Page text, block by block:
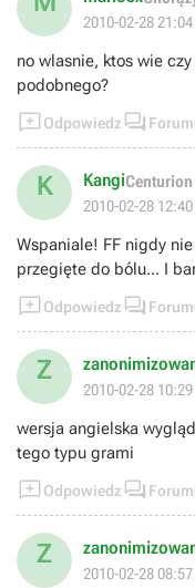
2010-02-28 21:04
no wlasnie, ktos wie
podobnego?
Odpowiedz  Forum
K KangiCenturion
2010-02-28 12:40
Wspaniale! FF nigdy
przegięte do bólu... I
Odpowiedz  Forum
Z
2010-02-28 10:29
wersja angielska
tego typu grami
Odpowiedz  Forum
Z
2010-02-28 08:57